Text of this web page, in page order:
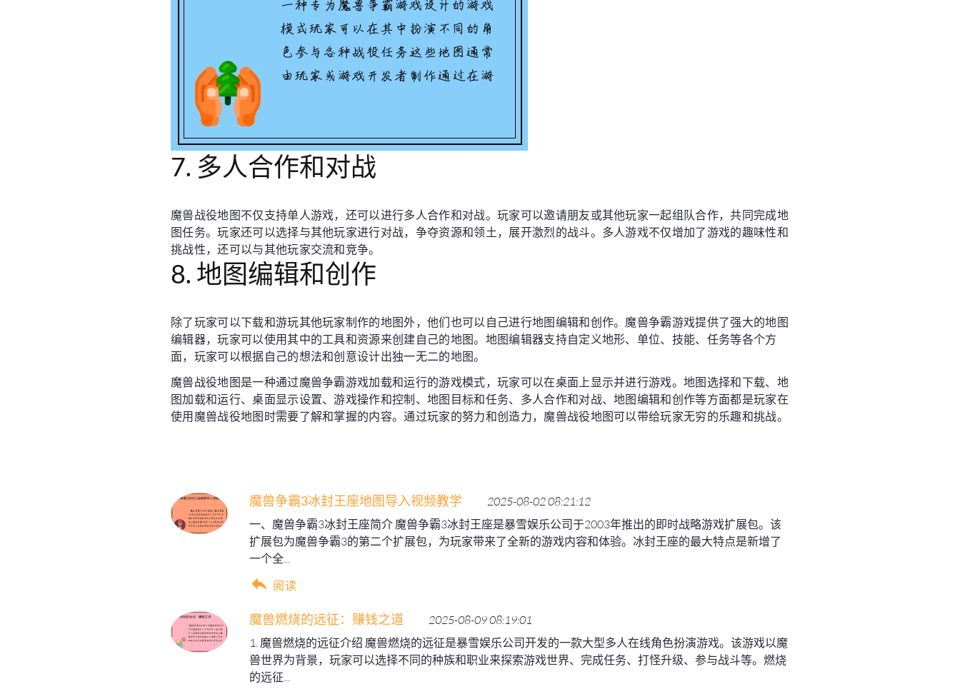
7. 多人合作和对战
魔兽战役地图不仅支持单人游戏，还可以进行多人合作和对战。玩家可以邀请朋友或其他玩家一起组队合作，共同完成地
图任务。玩家还可以选择与其他玩家进行对战，争夺资源和领土，展开激烈的战斗。多人游戏不仅增加了游戏的趣味性和
挑战性，还可以与其他玩家交流和竞争。
8. 地图编辑和创作
除了玩家可以下载和游玩其他玩家制作的地图外，他们也可以自己进行地图编辑和创作。魔兽争霸游戏提供了强大的地图
编辑器，玩家可以使用其中的工具和资源来创建自己的地图。地图编辑器支持自定义地形、单位、技能、任务等各个方
面，玩家可以根据自己的想法和创意设计出独一无二的地图。
魔兽战役地图是一种通过魔兽争霸游戏加载和运行的游戏模式，玩家可以在桌面上显示并进行游戏。地图选择和下载、地
图加载和运行、桌面显示设置、游戏操作和控制、地图目标和任务、多人合作和对战、地图编辑和创作等方面都是玩家在
使用魔兽战役地图时需要了解和掌握的内容。通过玩家的努力和创造力，魔兽战役地图可以带给玩家无穷的乐趣和挑战。
魔兽争霸3冰封王座地图导入视频教学
2025-08-02 08:21:12
一、魔兽争霸3冰封王座简介 魔兽争霸3冰封王座是暴雪娱乐公司于2003年推出的即时战略游戏扩展包。该
扩展包为魔兽争霸3的第二个扩展包，为玩家带来了全新的游戏内容和体验。冰封王座的最大特点是新增了
一个全...
阅读
魔兽燃烧的远征：赚钱之道
2025-08-09 08:19:01
1. 魔兽燃烧的远征介绍 魔兽燃烧的远征是暴雪娱乐公司开发的一款大型多人在线角色扮演游戏。该游戏以魔
兽世界为背景，玩家可以选择不同的种族和职业来探索游戏世界、完成任务、打怪升级、参与战斗等。燃烧
的远征...